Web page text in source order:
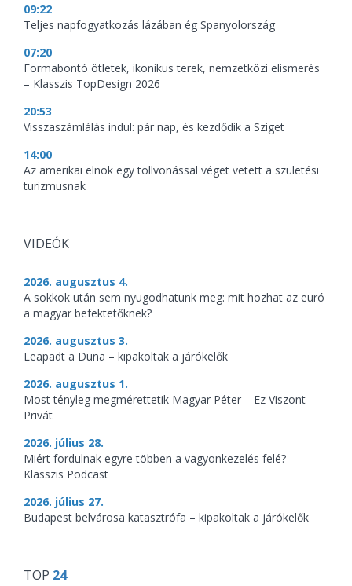
09:22
Teljes napfogyatkozás lázában ég Spanyolország
07:20
Formabontó ötletek, ikonikus terek, nemzetközi elismerés
– Klasszis TopDesign 2026
20:53
Visszaszámlálás indul: pár nap, és kezdődik a Sziget
14:00
Az amerikai elnök egy tollvonással véget vetett a születési
turizmusnak
VIDEÓK
2026. augusztus 4.
A sokkok után sem nyugodhatunk meg: mit hozhat az euró
a magyar befektetőknek?
2026. augusztus 3.
Leapadt a Duna – kipakoltak a járókelők
2026. augusztus 1.
Most tényleg megmérettetik Magyar Péter – Ez Viszont
Privát
2026. július 28.
Miért fordulnak egyre többen a vagyonkezelés felé?
Klasszis Podcast
2026. július 27.
Budapest belvárosa katasztrófa – kipakoltak a járókelők
TOP 24